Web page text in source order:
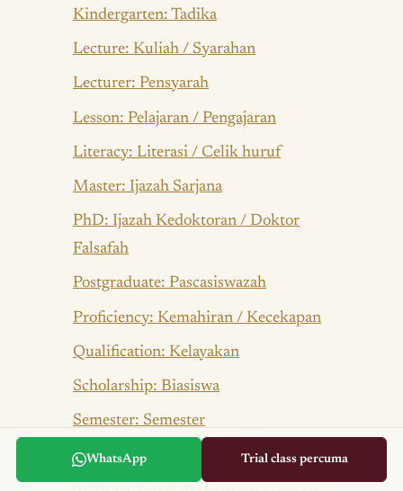
Kindergarten: Tadika
Lecture: Kuliah / Syarahan
Lecturer: Pensyarah
Lesson: Pelajaran / Pengajaran
Literacy: Literasi / Celik huruf
Master: Ijazah Sarjana
PhD: Ijazah Kedoktoran / Doktor
Falsafah
Postgraduate: Pascasiswazah
Proficiency: Kemahiran / Kecekapan
Qualification: Kelayakan
Scholarship: Biasiswa
Semester: Semester
Student: Pelajar / Murid
WhatsApp Trial class percuma